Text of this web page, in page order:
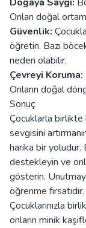
Onları doğal
Güvenlik:
öğretin. Bazı
neden olabilir.
Çevreyi Koruma:
Onların doğal
Sonuç
Çocuklarla birlikte
sevgisini
harika bir yoludur.
destekleyin ve
gösterin.
öğrenme fırsatıdır.
Çocuklarınızla
onların minik